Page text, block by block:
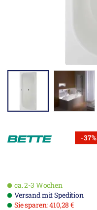
-37%
ca. 2-3 Wochen
Versand mit Spedition
Sie sparen: 410,28 €